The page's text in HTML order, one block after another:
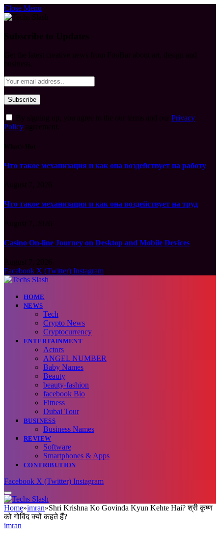
Close Menu
Privacy
Policy
Что такое механизация и как она воздействует на работу
Что такое механизация и как она воздействует на труд
Casino On-line Journey on Desktop and Mobile Devices
Facebook X (Twitter) Instagram
HOME
NEWS
Tech
Crypto News
Cryptocurrency
ENTERTAINMENT
Actors
ANGEL NUMBER
Baby Names
Beauty
beauty-fashion
facebook Bio
Fitness
Dubai Tour
BUSINESS
Business Names
REVIEW
Software
Smartphones & Apps
CONTRIBUTION
Facebook X (Twitter) Instagram
Home»imran»Shri Krishna Ko Govinda Kyun Kehte Hai? श्री कृष्ण
को गोविंद क्यों कहते हैं?
imran